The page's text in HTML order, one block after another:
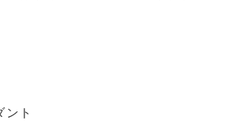
ント